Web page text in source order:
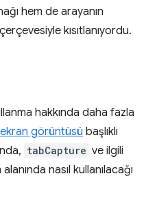
hem de arayanın
kısıtlanıyordu.
hakkında daha fazla
ekran görüntüsü başlıklı
tabCapture ve ilgili
nasıl kullanılacağı